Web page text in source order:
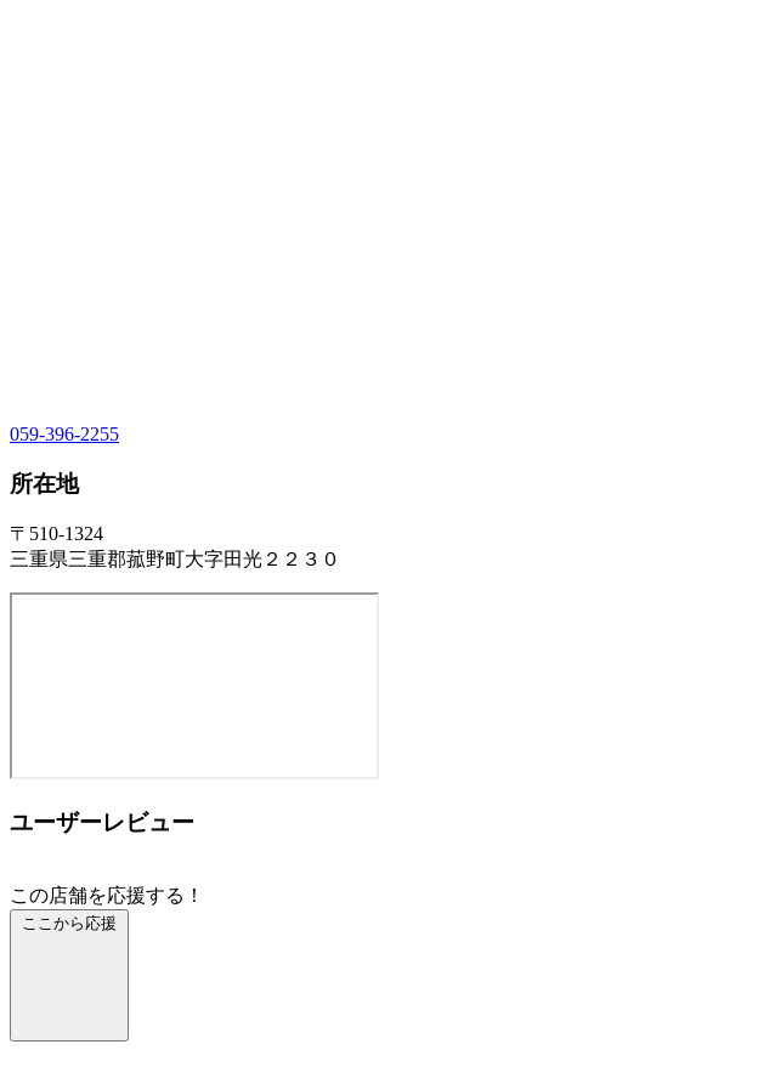
059-396-2255
所在地
〒510-1324
三重県三重郡菰野町大字田光２２３０
ユーザーレビュー
この店舗を応援する！
ここから応援